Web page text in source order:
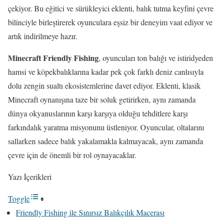
çekiyor. Bu eğitici ve sürükleyici eklenti, balık tutma keyfini çevre
bilinciyle birleştirerek oyunculara eşsiz bir deneyim vaat ediyor ve
artık indirilmeye hazır.
Minecraft Friendly Fishing, oyuncuları ton balığı ve istiridyeden
hamsi ve köpekbalıklarına kadar pek çok farklı deniz canlısıyla
dolu zengin sualtı ekosistemlerine davet ediyor. Eklenti, klasik
Minecraft oynanışına taze bir soluk getirirken, aynı zamanda
dünya okyanuslarının karşı karşıya olduğu tehditlere karşı
farkındalık yaratma misyonunu üstleniyor. Oyuncular, oltalarını
sallarken sadece balık yakalamakla kalmayacak, aynı zamanda
çevre için de önemli bir rol oynayacaklar.
Yazı İçerikleri
Toggle
Friendly Fishing ile Sınırsız Balıkçılık Macerası